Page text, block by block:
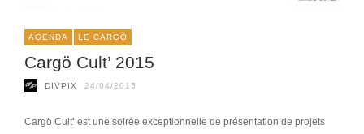
AGENDA LE CARGÖ
Cargö Cult’ 2015
DIVPIX 24/04/2015
Cargö Cult’ est une soirée exceptionnelle de présentation de projets